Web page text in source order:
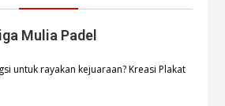
Mulia Padel
untuk rayakan kejuaraan? Kreasi Plakat